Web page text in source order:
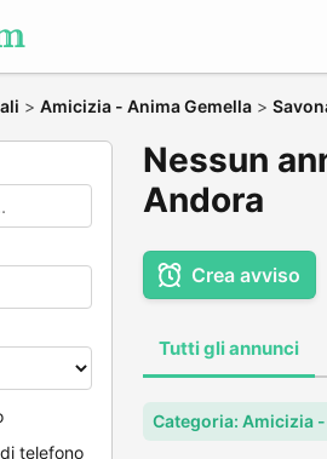
> Amicizia - Anima Gemella >
telefono
Nessun
Andora
Crea avviso
Tutti gli annunci
Categoria: Amicizia